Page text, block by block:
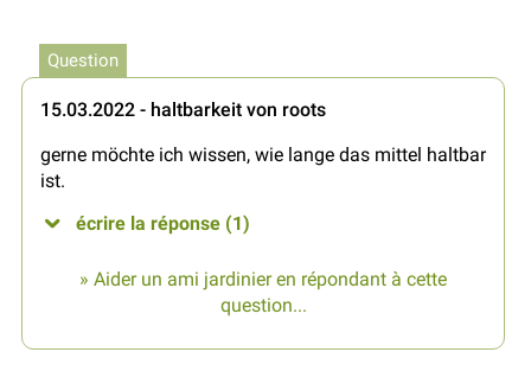
Question
15.03.2022 - haltbarkeit von roots
gerne möchte ich wissen, wie lange das mittel haltbar
ist.
écrire la réponse (1)
» Aider un ami jardinier en répondant à cette
question...